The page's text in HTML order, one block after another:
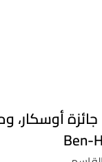
فائز بـ 11 جائزة